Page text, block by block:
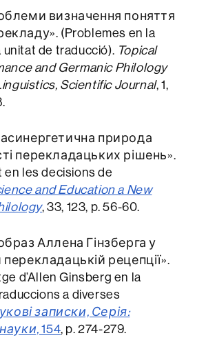
визначення поняття
(Problemes en la
unitat de traducció). Topical
and Germanic Philology
Scientific Journal, 1,
природа
перекладацьких рішень».
en les decisions de
and Education a New
, 33, 123, p. 56-60.
Аллена Гінзберга у
перекладацькій рецепції».
d’Allen Ginsberg en la
a diverses
записки, Серія:
154, p. 274-279.